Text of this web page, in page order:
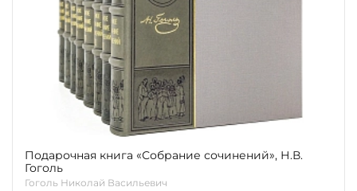
Подарочная книга «Собрание сочинений», Н.В.
Гоголь
Гоголь Николай Васильевич